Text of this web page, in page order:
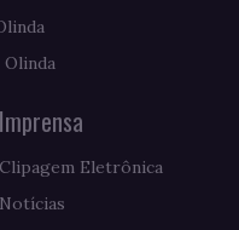
Imprensa
Clipagem Eletrônica
Notícias